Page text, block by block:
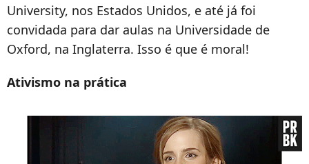
University, nos Estados Unidos, e até já foi
convidada para dar aulas na Universidade de
Oxford, na Inglaterra. Isso é que é moral!
Ativismo na prática